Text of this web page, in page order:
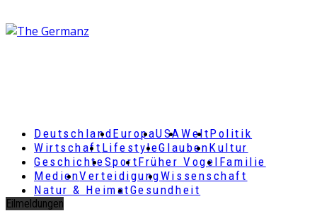
DeutschlandEuropaUSAWeltPolitik
Wirtschaft LifestyleGlaubenKultur
GeschichteSportFrüher Vogel Familie
MedienVerteidigungWissenschaft
Natur & HeimatGesundheit
Eilmeldungen